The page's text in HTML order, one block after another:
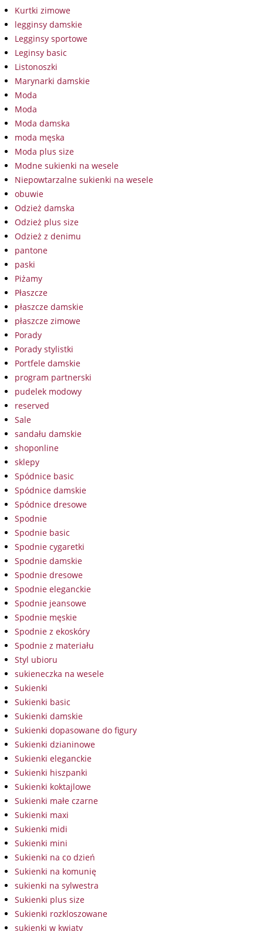
Kurtki zimowe
legginsy damskie
Legginsy sportowe
Leginsy basic
Listonoszki
Marynarki damskie
Moda
Moda
Moda damska
moda męska
Moda plus size
Modne sukienki na wesele
Niepowtarzalne sukienki na wesele
obuwie
Odzież damska
Odzież plus size
Odzież z denimu
pantone
paski
Piżamy
Płaszcze
płaszcze damskie
płaszcze zimowe
Porady
Porady stylistki
Portfele damskie
program partnerski
pudelek modowy
reserved
Sale
sandału damskie
shoponline
sklepy
Spódnice basic
Spódnice damskie
Spódnice dresowe
Spodnie
Spodnie basic
Spodnie cygaretki
Spodnie damskie
Spodnie dresowe
Spodnie eleganckie
Spodnie jeansowe
Spodnie męskie
Spodnie z ekoskóry
Spodnie z materiału
Styl ubioru
sukieneczka na wesele
Sukienki
Sukienki basic
Sukienki damskie
Sukienki dopasowane do figury
Sukienki dzianinowe
Sukienki eleganckie
Sukienki hiszpanki
Sukienki koktajlowe
Sukienki małe czarne
Sukienki maxi
Sukienki midi
Sukienki mini
Sukienki na co dzień
Sukienki na komunię
sukienki na sylwestra
Sukienki plus size
Sukienki rozkloszowane
sukienki w kwiaty